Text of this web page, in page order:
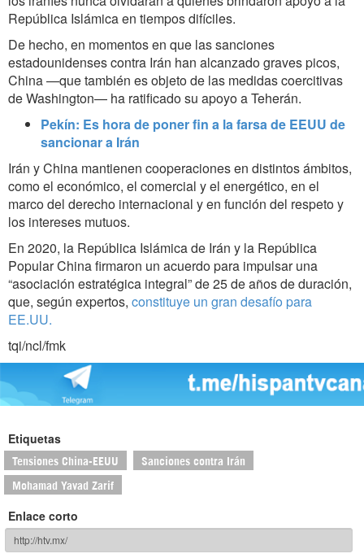
República Islámica en tiempos difíciles.
De hecho, en momentos en que las sanciones
estadounidenses contra Irán han alcanzado graves picos,
China —que también es objeto de las medidas coercitivas
de Washington— ha ratificado su apoyo a Teherán.
Pekín: Es hora de poner fin a la farsa de EEUU de
sancionar a Irán
Irán y China mantienen cooperaciones en distintos ámbitos,
como el económico, el comercial y el energético, en el
marco del derecho internacional y en función del respeto y
los intereses mutuos.
En 2020, la República Islámica de Irán y la República
Popular China firmaron un acuerdo para impulsar una
“asociación estratégica integral” de 25 de años de duración,
que, según expertos, constituye un gran desafío para
EE.UU.
tqi/ncl/fmk
Etiquetas
Tensiones China-EEUU Sanciones contra Irán
Mohamad Yavad Zarif
Enlace corto